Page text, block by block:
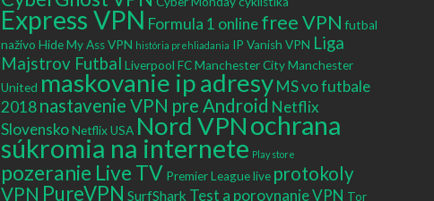
Express VPN Formula 1 onlinefree VPN futbal
naživo Hide My Ass VPN história prehliadania IP Vanish VPN Liga
Majstrov Futbal Liverpool FCManchester CityManchester
United maskovanie ip adresyMS vo futbale
2018nastavenie VPN pre Android Netflix
SlovenskoNetflix USA Nord VPNochrana
súkromia na internete Play store
pozeranie Live TV Premier League live protokoly
VPN PureVPN SurfShark Test a porovnanie VPN Tor